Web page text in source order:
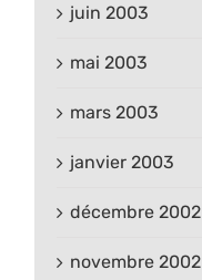
juin 2003
mai 2003
mars 2003
janvier 2003
décembre 2002
novembre 2002